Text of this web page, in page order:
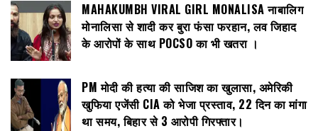
MAHAKUMBH VIRAL GIRL MONALISA नाबालिग
मोनालिसा से शादी कर बुरा फंसा फरहान, लव जिहाद
के आरोपों के साथ POCSO का भी खतरा ।
PM मोदी की हत्या की साजिश का खुलासा, अमेरिकी
खुफिया एजेंसी CIA को भेजा प्रस्ताव, 22 दिन का मांगा
था समय, बिहार से 3 आरोपी गिरफ्तार।